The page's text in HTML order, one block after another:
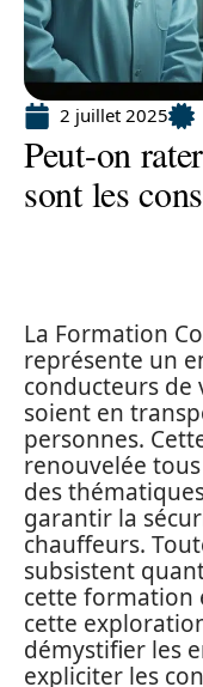
2 juillet 2025
Peut-on
sont les
La Formation
représente un
conducteurs de
soient en
personnes.
renouvelée
des
garantir la
chauffeurs.
subsistent
cette formation
cette
démystifier les
expliciter les